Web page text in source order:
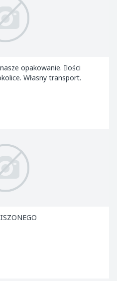
opakowanie. Ilości
Własny transport.